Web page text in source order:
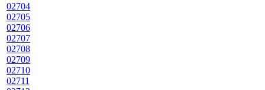
02704
02705
02706
02707
02708
02709
02710
02711